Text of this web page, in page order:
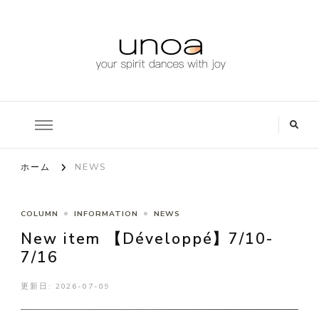
ホーム NEWS
COLUMN INFORMATION NEWS
New item 【Développé】7/10-
7/16
更新日: 2026-07-09